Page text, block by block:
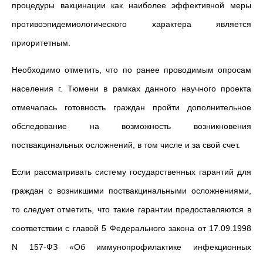
процедуры вакцинации как наиболее эффективной меры
противоэпидемиологического характера является
приоритетным.
Необходимо отметить, что по ранее проводимым опросам
населения г. Тюмени в рамках данного научного проекта
отмечалась готовность граждан пройти дополнительное
обследование на возможность возникновения
поствакцинальных осложнений, в том числе и за свой счет.
Если рассматривать систему государственных гарантий для
граждан с возникшими поствакцинальными осложнениями,
то следует отметить, что такие гарантии предоставляются в
соответствии с главой 5 Федерального закона от 17.09.1998
N 157-ФЗ «Об иммунопрофилактике инфекционных